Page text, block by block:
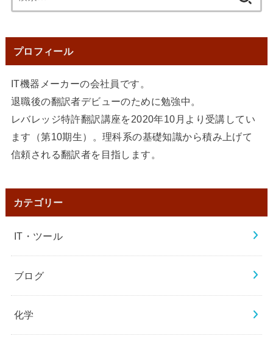
索:
プロフィール
IT機器メーカーの会社員です。
退職後の翻訳者デビューのために勉強中。
レバレッジ特許翻訳講座を2020年10月より受講してい
ます（第10期生）。理科系の基礎知識から積み上げて
信頼される翻訳者を目指します。
カテゴリー
IT・ツール
ブログ
化学